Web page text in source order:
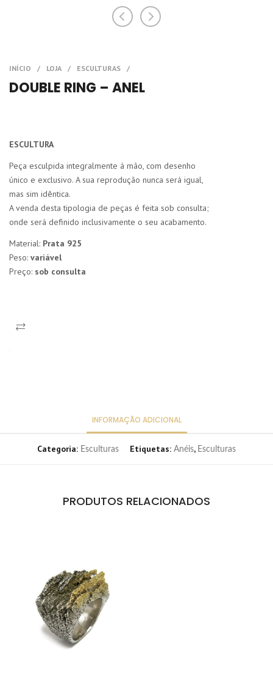
DOUBLE RING – ANEL
ESCULTURA
Peça esculpida integralmente á mão, com desenho
único e exclusivo. A sua reprodução nunca será igual,
mas sim idêntica.
A venda desta tipologia de peças é feita sob consulta;
onde será definido inclusivamente o seu acabamento.
Material: Prata 925
Peso: variável
Preço: sob consulta
INFORMAÇÃO ADICIONAL
Categoria: Esculturas Etiquetas: Anéis, Esculturas
PRODUTOS RELACIONADOS